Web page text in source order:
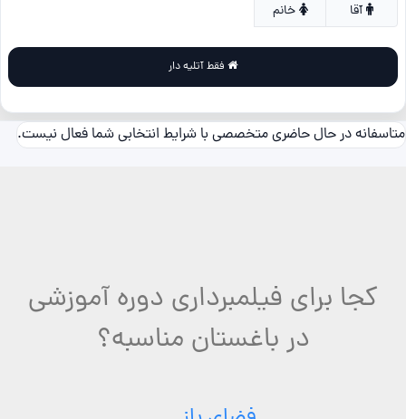
خانم
متاسفانه در حال حاضری متخصصی با شرایط انتخابی شما فعال نیست.
کجا برای فیلمبرداری دوره آموزشی
در باغستان مناسبه؟